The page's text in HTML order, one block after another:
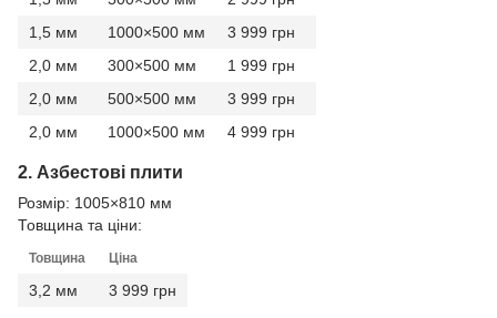
1,5 мм
1000×500 мм
3 999 грн
2,0 мм
300×500 мм
1 999 грн
2,0 мм
500×500 мм
3 999 грн
2,0 мм
1000×500 мм 4 999 грн
2. Азбестові плити
Розмір: 1005×810 мм
Товщина та ціни:
Товщина Ціна
3,2 мм
3 999 грн